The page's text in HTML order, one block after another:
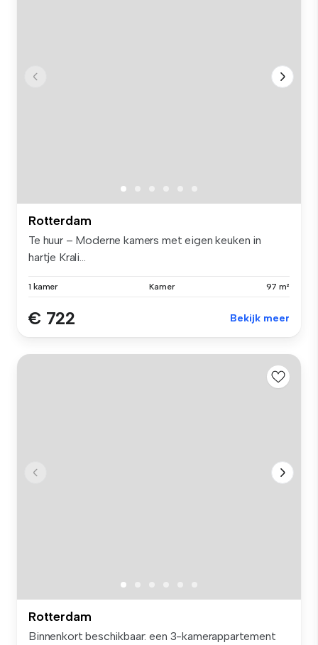
Rotterdam
Te huur – Moderne kamers met eigen keuken in
hartje Krali...
1 kamer Kamer 97 m²
€ 722 Bekijk meer
Rotterdam
Binnenkort beschikbaar: een 3-kamerappartement